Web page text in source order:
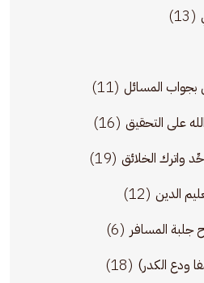
(13)
بجواب المسائل (11)
على التحقيق (16)
واترك الخلائق (19)
الدين (12)
جلبة المسافر (6)
ودع الكدر) (18)